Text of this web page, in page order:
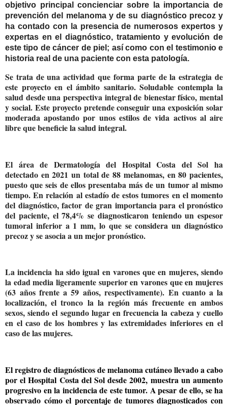
objetivo principal concienciar sobre la importancia de
prevención del melanoma y de su diagnóstico precoz y
ha contado con la presencia de numerosos expertos y
expertas en el diagnóstico, tratamiento y evolución de
este tipo de cáncer de piel; así como con el testimonio e
historia real de una paciente con esta patología.
Se trata de una actividad que forma parte de la estrategia de
este proyecto en el ámbito sanitario. Soludable contempla la
salud desde una perspectiva integral de bienestar físico, mental
y social. Este proyecto pretende conseguir una exposición solar
moderada apostando por unos estilos de vida activos al aire
libre que beneficie la salud integral.
El área de Dermatología del Hospital Costa del Sol ha
detectado en 2021 un total de 88 melanomas, en 80 pacientes,
puesto que seis de ellos presentaba más de un tumor al mismo
tiempo. En relación al estadío de estos tumores en el momento
del diagnóstico, factor de gran importancia para el pronóstico
del paciente, el 78,4% se diagnosticaron teniendo un espesor
tumoral inferior a 1 mm, lo que se considera un diagnóstico
precoz y se asocia a un mejor pronóstico.
La incidencia ha sido igual en varones que en mujeres, siendo
la edad media ligeramente superior en varones que en mujeres
(63 años frente a 59 años, respectivamente). En cuanto a la
localización, el tronco la la región más frecuente en ambos
sexos, siendo el segundo lugar en frecuencia la cabeza y cuello
en el caso de los hombres y las extremidades inferiores en el
caso de las mujeres.
El registro de diagnósticos de melanoma cutáneo llevado a cabo
por el Hospital Costa del Sol desde 2002, muestra un aumento
progresivo en la incidencia de este tumor. A pesar de ello, se ha
observado cómo el porcentaje de tumores diagnosticados con